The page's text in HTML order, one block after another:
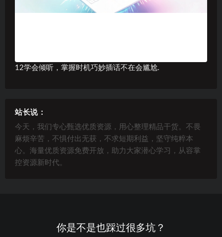
12学会倾听，掌握时机巧妙插话不在会尴尬.
站长说：
今天，我们专心甄选优质资源，用心整理精品干货。不畏
麻烦辛苦，不惧付出无获，不求短期利益，坚守纯粹本
心。海量优质资源免费开放，助力大家潜心学习，从容掌
控资源新时代。
你是不是也踩过很多坑？